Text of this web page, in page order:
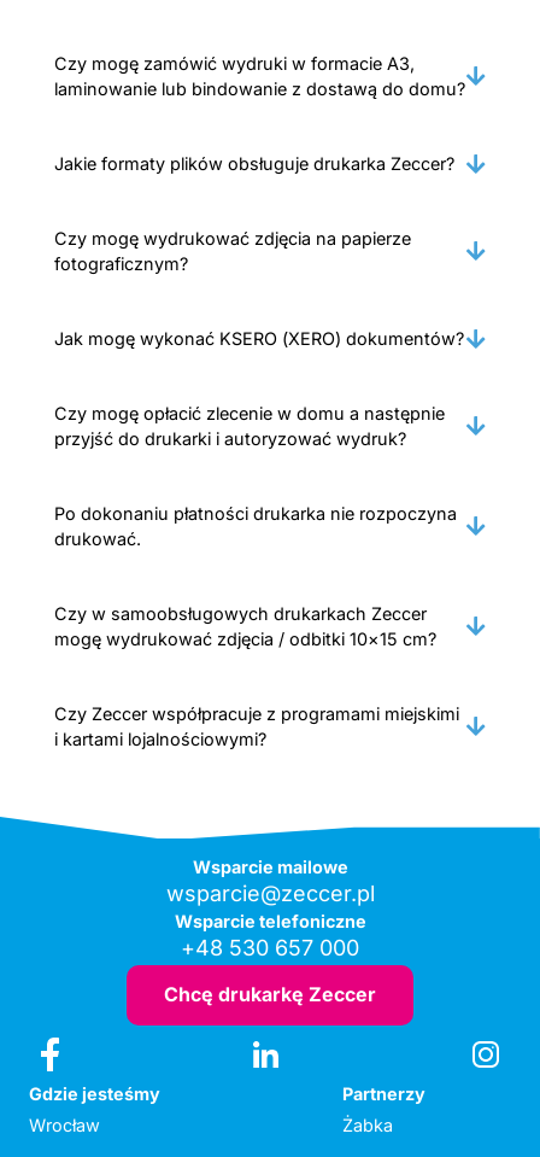
Czy mogę zamówić wydruki w formacie A3,
laminowanie lub bindowanie z dostawą do domu?
Jakie formaty plików obsługuje drukarka Zeccer?
Czy mogę wydrukować zdjęcia na papierze
fotograficznym?
Jak mogę wykonać KSERO (XERO) dokumentów?
Czy mogę opłacić zlecenie w domu a następnie
przyjść do drukarki i autoryzować wydruk?
Po dokonaniu płatności drukarka nie rozpoczyna
drukować.
Czy w samoobsługowych drukarkach Zeccer
mogę wydrukować zdjęcia / odbitki 10×15 cm?
Czy Zeccer współpracuje z programami miejskimi
i kartami lojalnościowymi?
Wsparcie mailowe
wsparcie@zeccer.pl
Wsparcie telefoniczne
+48 530 657 000
Chcę drukarkę Zeccer
Gdzie jesteśmy
Wrocław
Partnerzy
Żabka